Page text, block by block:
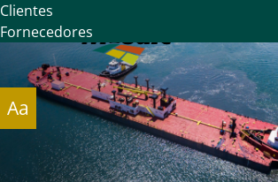
Clientes
Fornecedores
Aa